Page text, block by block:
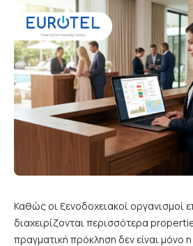
Καθώς οι ξενοδοχειακοί οργανισμοί
διαχειρίζονται περισσότερα
πραγματική πρόκληση δεν είναι μόνο